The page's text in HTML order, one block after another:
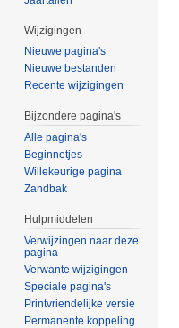
Wijzigingen
Nieuwe pagina's
Nieuwe bestanden
Recente wijzigingen
Bijzondere pagina's
Alle pagina's
Beginnetjes
Willekeurige pagina
Zandbak
Hulpmiddelen
Verwijzingen naar deze
pagina
Verwante wijzigingen
Speciale pagina's
Printvriendelijke versie
Permanente koppeling